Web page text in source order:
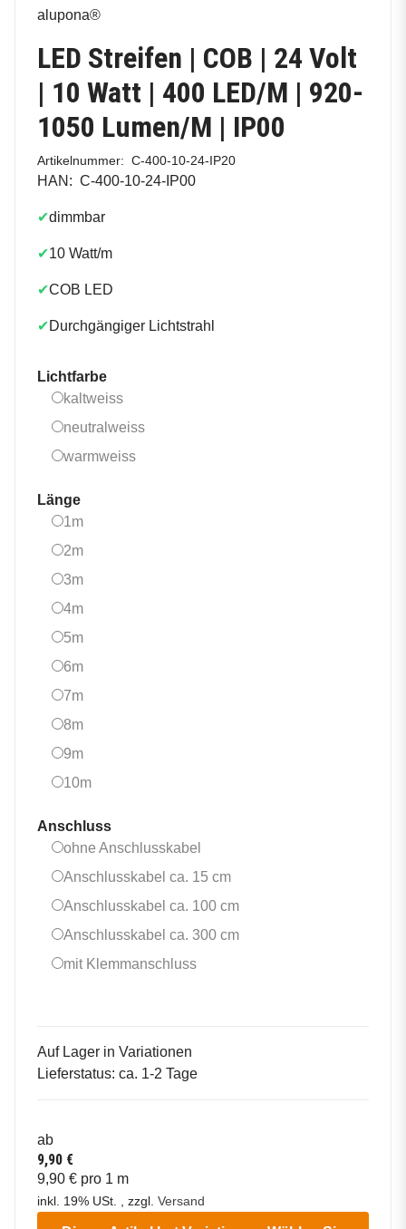
alupona®
LED Streifen | COB | 24 Volt
| 10 Watt | 400 LED/M | 920-
1050 Lumen/M | IP00
Artikelnummer: C-400-10-24-IP20
HAN: C-400-10-24-IP00
✔dimmbar
✔10 Watt/m
✔COB LED
✔Durchgängiger Lichtstrahl
Lichtfarbe
kaltweisskaltweiss
neutralweissneutralweiss
warmweisswarmweiss
Länge
1m1m
2m2m
3m3m
4m4m
5m5m
6m6m
7m7m
8m8m
9m9m
10m10m
Anschluss
ohne Anschlusskabel
Anschlusskabel ca. 15 cmAnschlusskabel ca. 15 cm
Anschlusskabel ca. 100 cmAnschlusskabel ca. 100
Anschlusskabel ca. 300 cmAnschlusskabel ca. 300
mit Klemmanschlussmit Klemmanschluss
Auf Lager in Variationen
Lieferstatus: ca. 1-2 Tage
ab
9,90 €
9,90 € pro 1 m
inkl. 19% USt. , zzgl. Versand